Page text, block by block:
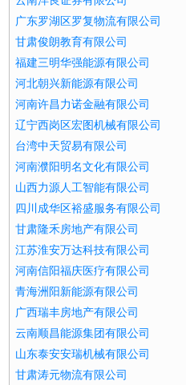
广东罗湖区罗复物流有限公司
甘肃俊朗教育有限公司
福建三明华强能源有限公司
河北朝兴新能源有限公司
河南许昌力诺金融有限公司
辽宁西岗区宏图机械有限公司
台湾中天贸易有限公司
河南濮阳明名文化有限公司
山西力源人工智能有限公司
四川成华区裕盛服务有限公司
甘肃隆禾房地产有限公司
江苏淮安万达科技有限公司
河南信阳福庆医疗有限公司
青海洲阳新能源有限公司
广西瑞丰房地产有限公司
云南顺昌能源集团有限公司
山东泰安安瑞机械有限公司
甘肃涛元物流有限公司